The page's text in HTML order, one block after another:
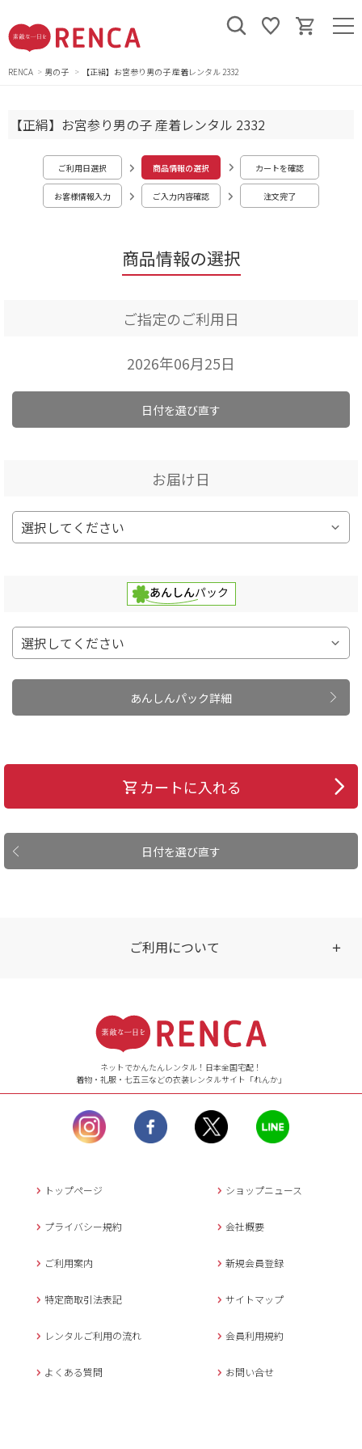
RENCA 男の子 【正絹】お宮参り男の子 産着レンタル 2332
商品情報の選択
【正絹】お宮参り男の子 産着レンタル 2332
ご利用日選択 商品情報の選択 カートを確認
お客様情報入力 ご入力内容確認 注文完了
ご指定のご利用日
2026年06月25日
日付を選び直す
お届け日
あんしんパック詳細
日付を選び直す
カートに入れる
ご利用について
【ご注文（インターネット）】
24時間年中無休
【お問い合わせ窓口（メー
ル）】10:00~17:00
土曜日、日曜日、臨
時休業日を除く。
営業時間外にいただ
返信させていただきま
年末年始、大型連休
メールでのお問い合わせ
ネットでかんたんレンタル！日本全国宅配！
着物・礼服・七五三などの衣装レンタルサイト「れんか」
トップページ ショップニュース
プライバシー規約 会社概要
ご利用案内 新規会員登録
特定商取引法表記 サイトマップ
レンタルご利用の流れ 会員利用規約
よくある質問 お問い合せ